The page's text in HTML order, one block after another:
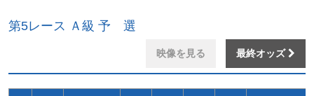
第5レース Ａ級 予 選
映像を見る 最終オッズ